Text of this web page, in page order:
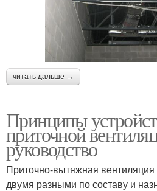
читать дальше →
Принципы
приточной
руководство
Приточно-вытяжная вентиляция
двумя разными по составу и